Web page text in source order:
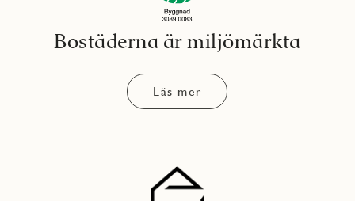
Bostäderna är miljömärkta
Läs mer